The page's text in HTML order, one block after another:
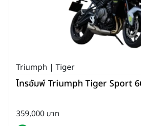
Triumph | Tiger
ไทรอัมพ์ Triumph Tiger Sport
359,000 บาท